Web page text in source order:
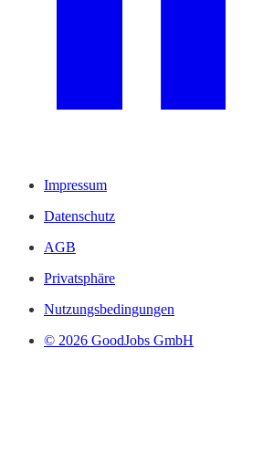
Impressum
Datenschutz
AGB
Privatsphäre
Nutzungsbedingungen
© 2026 GoodJobs GmbH